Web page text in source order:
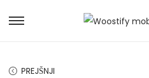
S
S
PREJŠNJI